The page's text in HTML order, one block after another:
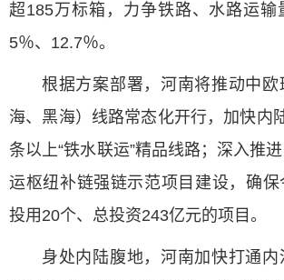
超185万标箱，力争铁路、水路运输
5％、12.7％。
根据方案部署，河南将推动中欧
海、黑海）线路常态化开行，加快内
条以上“铁水联运”精品线路；深入推
运枢纽补链强链示范项目建设，确
投用20个、总投资243亿元的项目。
身处内陆腹地，河南加快打通